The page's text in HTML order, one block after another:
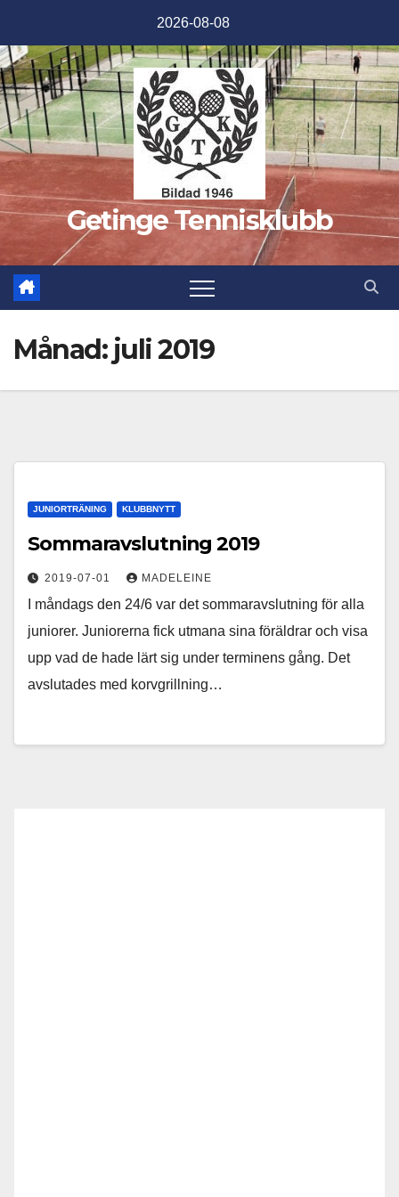
innehåll
2026-08-08
Getinge Tennisklubb
Månad: juli 2019
JUNIORTRÄNING KLUBBNYTT
Sommaravslutning 2019
2019-07-01 MADELEINE
I måndags den 24/6 var det sommaravslutning för alla
juniorer. Juniorerna fick utmana sina föräldrar och visa
upp vad de hade lärt sig under terminens gång. Det
avslutades med korvgrillning…